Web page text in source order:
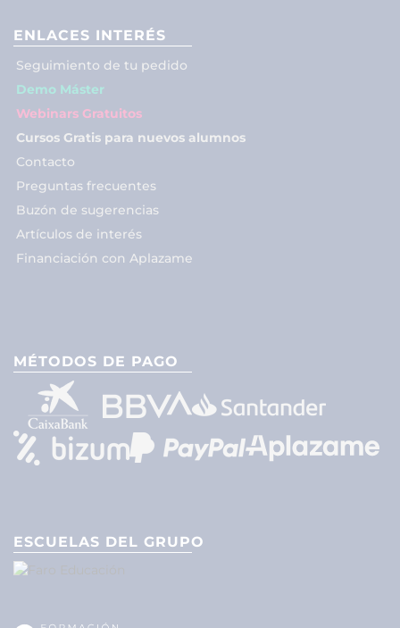
ENLACES INTERÉS
Seguimiento de tu pedido
Demo Máster
Webinars Gratuitos
Cursos Gratis para nuevos alumnos
Contacto
Preguntas frecuentes
Buzón de sugerencias
Artículos de interés
Financiación con Aplazame
MÉTODOS DE PAGO
ESCUELAS DEL GRUPO